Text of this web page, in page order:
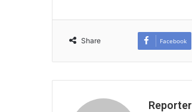
Share Facebook
Reporter